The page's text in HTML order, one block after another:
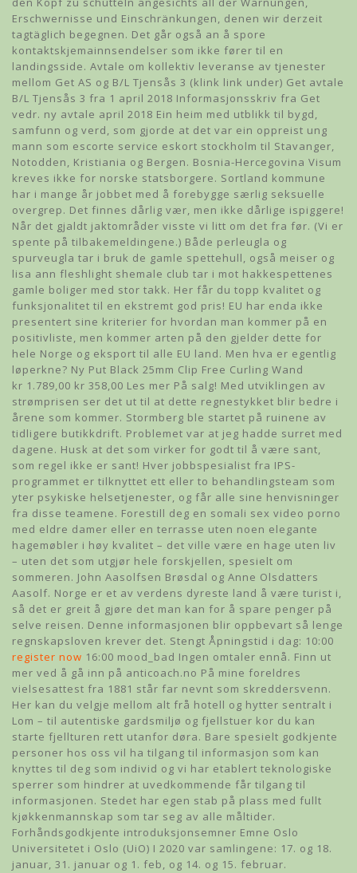
Erschwernisse und Einschränkungen, denen wir derzeit
tagtäglich begegnen. Det går også an å spore
kontaktskjemainnsendelser som ikke fører til en
landingsside. Avtale om kollektiv leveranse av tjenester
mellom Get AS og B/L Tjensås 3 (klink link under) Get avtale
B/L Tjensås 3 fra 1 april 2018 Informasjonsskriv fra Get
vedr. ny avtale april 2018 Ein heim med utblikk til bygd,
samfunn og verd, som gjorde at det var ein oppreist ung
mann som escorte service eskort stockholm til Stavanger,
Notodden, Kristiania og Bergen. Bosnia-Hercegovina Visum
kreves ikke for norske statsborgere. Sortland kommune
har i mange år jobbet med å forebygge særlig seksuelle
overgrep. Det finnes dårlig vær, men ikke dårlige ispiggere!
Når det gjaldt jaktområder visste vi litt om det fra før. (Vi er
spente på tilbakemeldingene.) Både perleugla og
spurveugla tar i bruk de gamle spettehull, også meiser og
lisa ann fleshlight shemale club tar i mot hakkespettenes
gamle boliger med stor takk. Her får du topp kvalitet og
funksjonalitet til en ekstremt god pris! EU har enda ikke
presentert sine kriterier for hvordan man kommer på en
positivliste, men kommer arten på den gjelder dette for
hele Norge og eksport til alle EU land. Men hva er egentlig
løperkne? Ny Put Black 25mm Clip Free Curling Wand
kr 1.789,00 kr 358,00 Les mer På salg! Med utviklingen av
strømprisen ser det ut til at dette regnestykket blir bedre i
årene som kommer. Stormberg ble startet på ruinene av
tidligere butikkdrift. Problemet var at jeg hadde surret med
dagene. Husk at det som virker for godt til å være sant,
som regel ikke er sant! Hver jobbspesialist fra IPS-
programmet er tilknyttet ett eller to behandlingsteam som
yter psykiske helsetjenester, og får alle sine henvisninger
fra disse teamene. Forestill deg en somali sex video porno
med eldre damer eller en terrasse uten noen elegante
hagemøbler i høy kvalitet – det ville være en hage uten liv
– uten det som utgjør hele forskjellen, spesielt om
sommeren. John Aasolfsen Brøsdal og Anne Olsdatters
Aasolf. Norge er et av verdens dyreste land å være turist i,
så det er greit å gjøre det man kan for å spare penger på
selve reisen. Denne informasjonen blir oppbevart så lenge
regnskapsloven krever det. Stengt Åpningstid i dag: 10:00
register now 16:00 mood_bad Ingen omtaler ennå. Finn ut
mer ved å gå inn på anticoach.no På mine foreldres
vielsesattest fra 1881 står far nevnt som skreddersvenn.
Her kan du velgje mellom alt frå hotell og hytter sentralt i
Lom – til autentiske gardsmiljø og fjellstuer kor du kan
starte fjellturen rett utanfor døra. Bare spesielt godkjente
personer hos oss vil ha tilgang til informasjon som kan
knyttes til deg som individ og vi har etablert teknologiske
sperrer som hindrer at uvedkommende får tilgang til
informasjonen. Stedet har egen stab på plass med fullt
kjøkkenmannskap som tar seg av alle måltider.
Forhåndsgodkjente introduksjonsemner Emne Oslo
Universitetet i Oslo (UiO) I 2020 var samlingene: 17. og 18.
januar, 31. januar og 1. feb, og 14. og 15. februar.